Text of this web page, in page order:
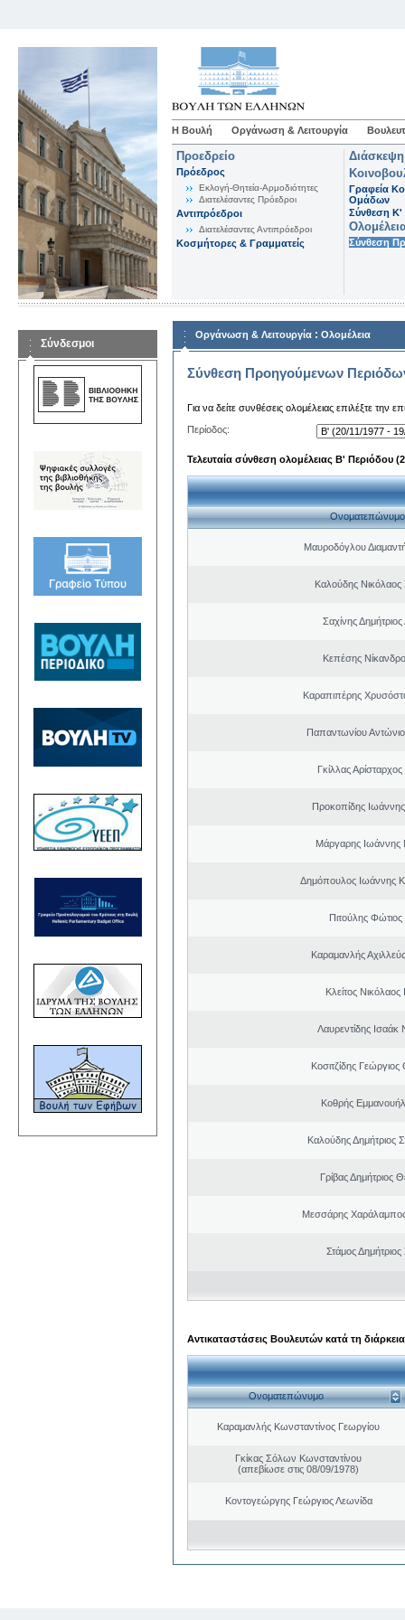
Η Βουλή Οργάνωση & Λειτουργία
Προεδρείο
Πρόεδρος
Εκλογή-Θητεία-Αρμοδιότητες
Διατελέσαντες Πρόεδροι
Αντιπρόεδροι
Διατελέσαντες Αντιπρόεδροι
Κοσμήτορες & Γραμματείς
Γραφεία
Ομάδων
Σύνθεση K'
Σύνθεση
Σύνδεσμοι
Οργάνωση & Λειτουργία : Ολομέλεια
Σύνθεση Προηγούμενων
Για να δείτε συνθέσεις ολομέλειας επιλέξτε την
Περίοδος:
Τελευταία σύνθεση ολομέλειας Β' Περιόδου
Ονοματεπώνυμο
Μαυροδόγλου
Καλούδης Νικόλαος
Σαχίνης Δημήτριος
Κεπέσης
Καραπιπέρης
Παπαντωνίου
Γκίλλας
Προκοπίδης
Μάργαρης Ιωάννης
Δημόπουλος Ιωάννης
Πιτούλης
Καραμανλής
Κλείτος
Λαυρεντίδης Ισαάκ
Κοσιτζίδης
Κοθρής
Καλούδης Δημήτριος
Γρίβας Δημήτριος
Μεσσάρης
Στάμος Δημήτριος
Αντικαταστάσεις Βουλευτών κατά τη
Ονοματεπώνυμο
Καραμανλής Κωνσταντίνος Γεωργίου
Γκίκας Σόλων Κωνσταντίνου
(απεβίωσε στις 08/09/1978)
Κοντογεώργης Γεώργιος Λεωνίδα